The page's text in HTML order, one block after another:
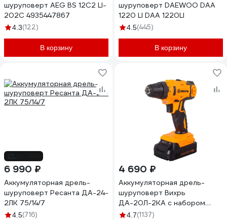
шуруповерт AEG BS 12C2 LI-
202С 4935447867
4.3(122)
В корзину
шуруповерт DAEWOO DAA
1220 LI DAA 1220LI
4.5(445)
В корзину
6 990 ₽
Аккумуляторная дрель-
шуруповерт Ресанта ДА-24-
2ЛК 75/14/7
4.5(716)
4 690 ₽
Аккумуляторная дрель-
шуруповерт Вихрь
ДА-20Л-2КА с набором
оснастки, 65 предметов
4.7(1137)